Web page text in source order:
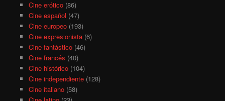
Cine erótico(86)
Cine español (47)
Cine europeo(193)
Cine expresionista(6)
Cine fantástico(46)
Cine francés (40)
Cine histórico(104)
Cine independiente(128)
Cine italiano(58)